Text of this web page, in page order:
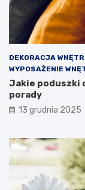
DEKORACJA
WYPOSAŻENIE
Jakie poduszki
porady
13 grudnia 2025